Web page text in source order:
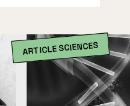
ARTICLE SCIENCES